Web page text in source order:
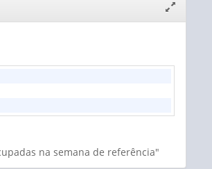
janela
na semana de referência"